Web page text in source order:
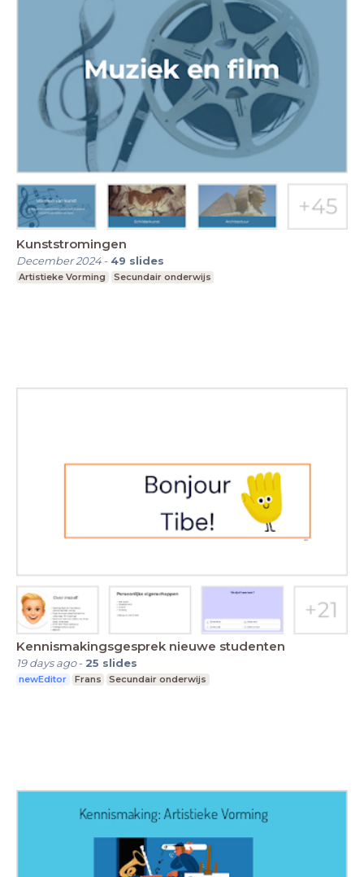
Kunststromingen
December 2024- 49 slides
Artistieke Vorming Secundair onderwijs
Kennismakingsgesprek nieuwe studenten
19 days ago- 25 slides
newEditor Frans Secundair onderwijs